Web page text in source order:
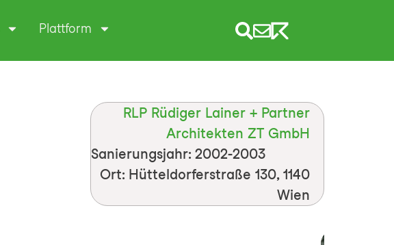
Plattform
RLP Rüdiger Lainer + Partner
Architekten ZT GmbH
Sanierungsjahr: 2002-2003
Ort: Hütteldorferstraße 130, 1140
Wien